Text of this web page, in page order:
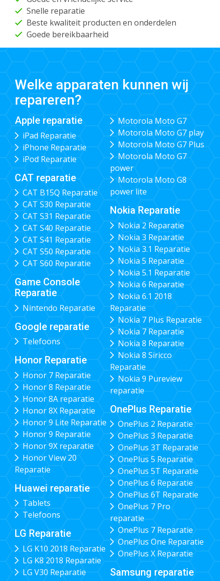
Snelle reparatie
Beste kwaliteit producten en onderdelen
Goede bereikbaarheid
Welke apparaten kunnen wij
repareren?
Apple reparatie
iPad Reparatie
iPhone Reparatie
iPod Reparatie
CAT reparatie
CAT B15Q Reparatie
CAT S30 Reparatie
CAT S31 Reparatie
CAT S40 Reparatie
CAT S41 Reparatie
CAT S50 Reparatie
CAT S60 Reparatie
Game Console
Reparatie
Nintendo Reparatie
Google reparatie
Telefoons
Honor Reparatie
Honor 7 Reparatie
Honor 8 Reparatie
Honor 8A reparatie
Honor 8X Reparatie
Honor 9 Lite Reparatie
Honor 9 Reparatie
Honor 9X reparatie
Honor View 20
Reparatie
Huawei reparatie
Tablets
Telefoons
LG Reparatie
LG K10 2018 Reparatie
LG K8 2018 Reparatie
LG V30 Reparatie
Motorola Moto G7
Motorola Moto G7 play
Motorola Moto G7 Plus
Motorola Moto G7
power
Motorola Moto G8
power lite
Nokia Reparatie
Nokia 2 Reparatie
Nokia 3 Reparatie
Nokia 3.1 Reparatie
Nokia 5 Reparatie
Nokia 5.1 Reparatie
Nokia 6 Reparatie
Nokia 6.1 2018
Reparatie
Nokia 7 Plus Reparatie
Nokia 7 Reparatie
Nokia 8 Reparatie
Nokia 8 Siricco
Reparatie
Nokia 9 Pureview
reparatie
OnePlus Reparatie
OnePlus 2 Reparatie
OnePlus 3 Reparatie
OnePlus 3T Reparatie
OnePlus 5 Reparatie
OnePlus 5T Reparatie
OnePlus 6 Reparatie
OnePlus 6T Reparatie
OnePlus 7 Pro
reparatie
OnePlus 7 Reparatie
OnePlus One Reparatie
OnePlus X Reparatie
Samsung reparatie